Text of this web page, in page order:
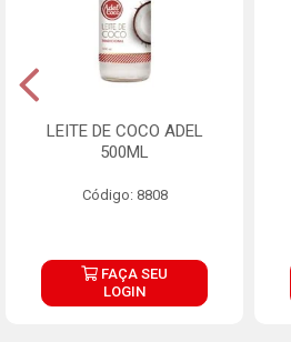
LEITE DE COCO ADEL
500ML
Código: 8808
FAÇA SEU
LOGIN